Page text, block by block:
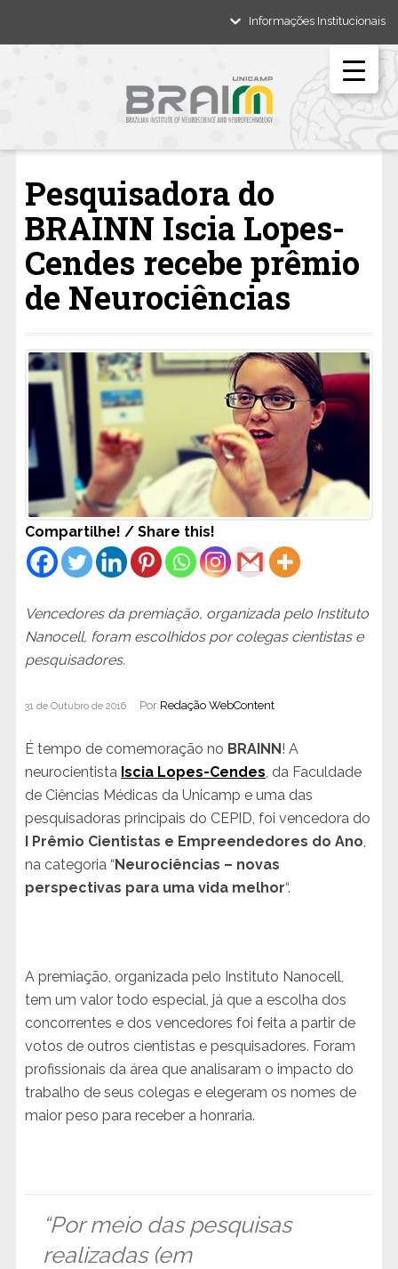
Informações Institucionais
Pesquisadora do
BRAINN Iscia Lopes-
Cendes recebe prêmio
de Neurociências
Compartilhe! / Share this!
Vencedores da premiação, organizada pelo Instituto
Nanocell, foram escolhidos por colegas cientistas e
pesquisadores.
31 de Outubro de 2016 Por Redação WebContent
É tempo de comemoração no BRAINN! A
neurocientista Iscia Lopes-Cendes , da Faculdade
de Ciências Médicas da Unicamp e uma das
pesquisadoras principais do CEPID, foi vencedora do
I Prêmio Cientistas e Empreendedores do Ano
na categoria “Neurociências – novas
perspectivas para uma vida melhor“.
A premiação, organizada pelo Instituto Nanocell,
tem um valor todo especial, já que a escolha dos
concorrentes e dos vencedores foi feita a partir de
votos de outros cientistas e pesquisadores. Foram
profissionais da área que analisaram o impacto do
trabalho de seus colegas e elegeram os nomes de
maior peso para receber a honraria.
“Por meio das pesquisas
realizadas (em